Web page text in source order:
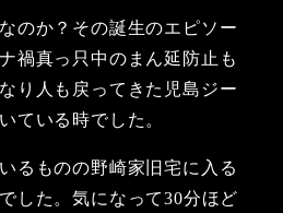
のか？その誕生のエピソー
禍真っ只中のまん延防止も
り人も戻ってきた児島ジー
ている時でした。
るものの野崎家旧宅に入る
した。気になって30分ほど